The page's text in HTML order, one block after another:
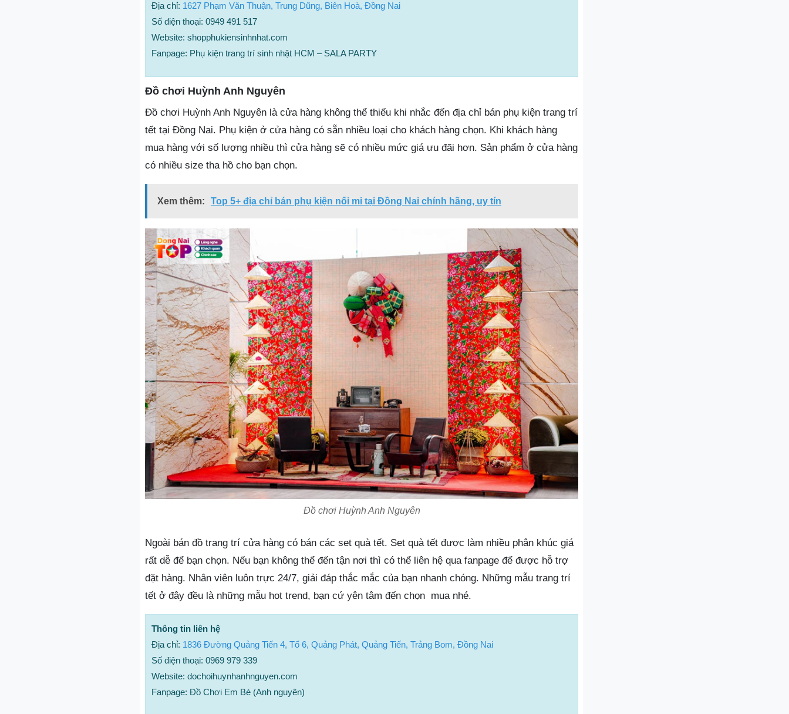
Địa chỉ: 1627 Phạm Văn Thuận, Trung Dũng, Biên Hoà, Đồng Nai
Số điện thoại: 0949 491 517
Website: shopphukiensinhnhat.com
Fanpage: Phụ kiện trang trí sinh nhật HCM – SALA PARTY
Đồ chơi Huỳnh Anh Nguyên
Đồ chơi Huỳnh Anh Nguyên là cửa hàng không thể thiếu khi nhắc đến địa chỉ bán phụ kiện trang trí
tết tại Đồng Nai. Phụ kiện ở cửa hàng có sẵn nhiều loại cho khách hàng chọn. Khi khách hàng
mua hàng với số lượng nhiều thì cửa hàng sẽ có nhiều mức giá ưu đãi hơn. Sản phẩm ở cửa hàng
có nhiều size tha hồ cho bạn chọn.
Xem thêm: Top 5+ địa chỉ bán phụ kiện nối mi tại Đồng Nai chính hãng, uy tín
Đồ chơi Huỳnh Anh Nguyên
Ngoài bán đồ trang trí cửa hàng có bán các set quà tết. Set quà tết được làm nhiều phân khúc giá
rất dễ để bạn chọn. Nếu bạn không thể đến tận nơi thì có thể liên hệ qua fanpage để được hỗ trợ
đặt hàng. Nhân viên luôn trực 24/7, giải đáp thắc mắc của bạn nhanh chóng. Những mẫu trang trí
tết ở đây đều là những mẫu hot trend, bạn cứ yên tâm đến chọn mua nhé.
Thông tin liên hệ
Địa chỉ: 1836 Đường Quảng Tiến 4, Tổ 6, Quảng Phát, Quảng Tiến, Trảng Bom, Đồng Nai
Số điện thoại: 0969 979 339
Website: dochoihuynhanhnguyen.com
Fanpage: Đồ Chơi Em Bé (Anh nguyên)